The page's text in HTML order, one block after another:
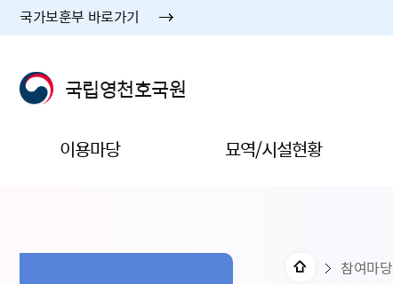
국가보훈부 바로가기
국립영천호국원
이용마당 묘역/시설현황
참여마당